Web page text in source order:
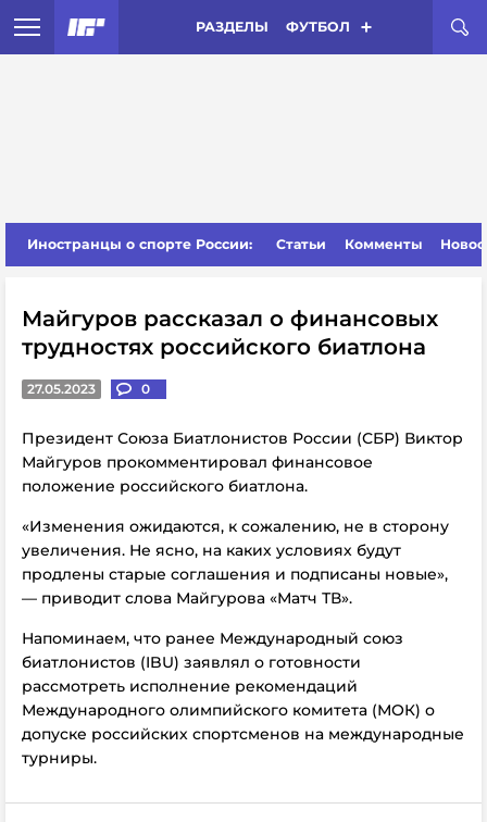
РАЗДЕЛЫ ФУТБОЛ
Иностранцы о спорте России: Статьи Комменты
Майгуров рассказал о финансовых
трудностях российского биатлона
27.05.2023 0
Президент Союза Биатлонистов России (СБР) Виктор
Майгуров прокомментировал финансовое
положение российского биатлона.
«Изменения ожидаются, к сожалению, не в сторону
увеличения. Не ясно, на каких условиях будут
продлены старые соглашения и подписаны новые»,
— приводит слова Майгурова «Матч ТВ».
Напоминаем, что ранее Международный союз
биатлонистов (IBU) заявлял о готовности
рассмотреть исполнение рекомендаций
Международного олимпийского комитета (МОК) о
допуске российских спортсменов на международные
турниры.